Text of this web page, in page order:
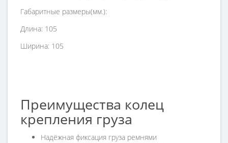
Габаритные размеры(мм.):
Длина: 105
Ширина: 105
Преимущества колец
крепления груза
Надёжная фиксация груза ремнями